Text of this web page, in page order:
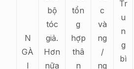
N
GÀ
I
bộ
tóc
giả.
Hơn
nữa
tổn
g
hợp
thâ
n
c
và
ng
/
ng
Tr
u
n
g
bì